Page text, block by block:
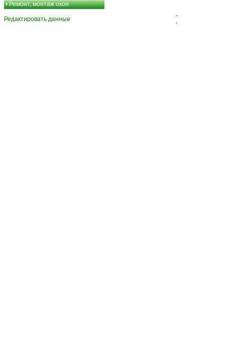
•Ремонт, монтаж окон
Редактировать данные
-
-